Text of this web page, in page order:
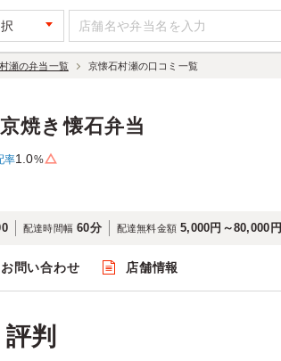
瀬の弁当一覧 京懐石村瀬の口コミ一覧
焼き懐石弁当
率1.0%
配達時間幅 60分 配達無料金額 5,000円～80,000円
お問い合わせ 店舗情報
判